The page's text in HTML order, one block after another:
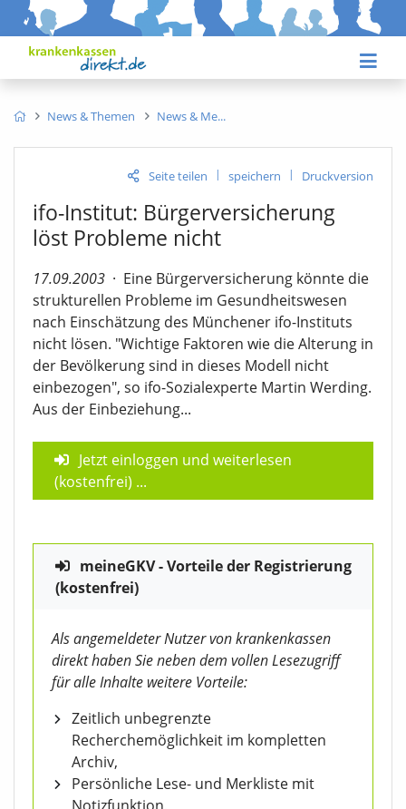
News & Themen News & Me
Seite teilen | speichern | Druckversion
ifo-Institut: Bürgerversicherung
löst Probleme nicht
17.09.2003 · Eine Bürgerversicherung könnte die
strukturellen Probleme im Gesundheitswesen
nach Einschätzung des Münchener ifo-Instituts
nicht lösen. "Wichtige Faktoren wie die Alterung in
der Bevölkerung sind in dieses Modell nicht
einbezogen", so ifo-Sozialexperte Martin Werding.
Aus der Einbeziehung...
Jetzt einloggen und weiterlesen
(kostenfrei) ...
meineGKV - Vorteile der Registrierung
(kostenfrei)
Als angemeldeter Nutzer von krankenkassen
direkt haben Sie neben dem vollen Lesezugriff
für alle Inhalte weitere Vorteile:
Zeitlich unbegrenzte
Recherchemöglichkeit im kompletten
Archiv,
Persönliche Lese- und Merkliste mit